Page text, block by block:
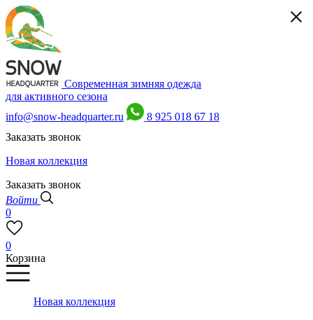
Современная зимняя одежда
для активного сезона
info@snow-headquarter.ru
8 925 018 67 18
Заказать звонок
Новая коллекция
Заказать звонок
Войти
0
0
Корзина
Новая коллекция